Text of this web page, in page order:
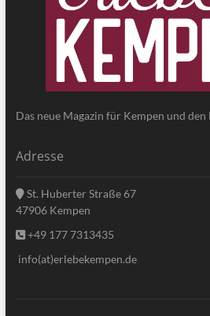
Das neue Magazin für Kempen und
Adresse
St. Huberter Straße 67
47906 Kempen
+49 177 7313435
info(at)erlebekempen.de